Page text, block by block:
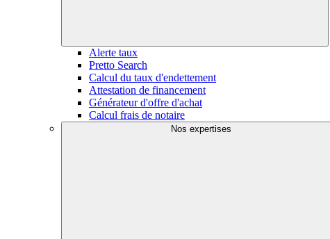
Alerte taux
Pretto Search
Calcul du taux d'endettement
Attestation de financement
Générateur d'offre d'achat
Calcul frais de notaire
Nos expertises